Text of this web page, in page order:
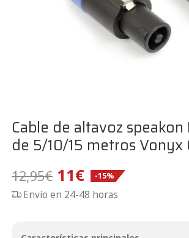
Cable de altavoz speakon
de 5/10/15 metros Vonyx
12,95€ El
precio
11€El
precio
-15%
Envío en 24-48 horas